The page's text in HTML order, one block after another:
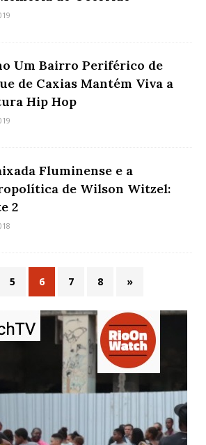
Um Bairro Periférico de
de Caxias Mantém Viva a
Hip Hop
Fluminense e a
de Wilson Witzel:
2
5 6 7 8 »